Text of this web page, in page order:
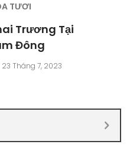
TƯƠI
Trương Tại
Đông
23 Tháng 7, 2023